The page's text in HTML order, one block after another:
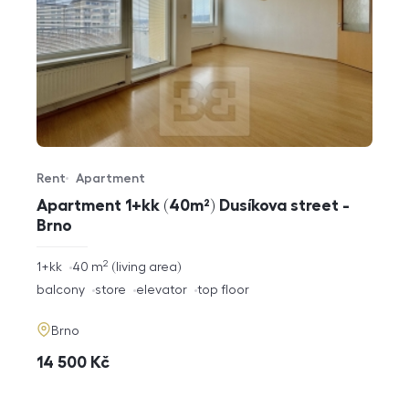
Apartment 1+kk (40m²) Dusíkova street -
Brno
Offer type
Rent
Property type
Apartment
rozměry
1+kk living area
40 m2
funkce
balcony store elevator top floor
adresa
Brno
cena
14 500 Kč